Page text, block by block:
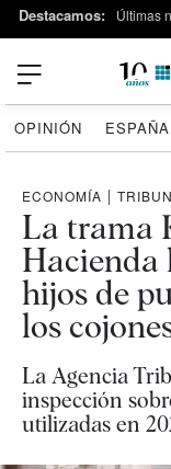
Destacamos: Últimas
OPINIÓN ESPAÑA
ECONOMÍA |
La trama
Hacienda
hijos de
los
La Agencia
inspección
utilizadas en